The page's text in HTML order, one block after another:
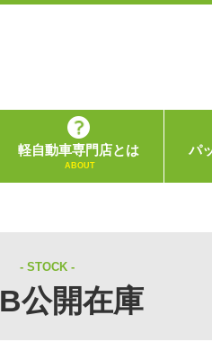
軽自動車専門店とは
ABOUT
パ
STOCK
公開在庫